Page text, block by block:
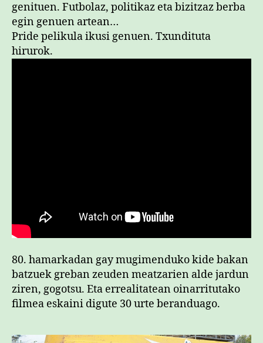
genituen. Futbolaz, politikaz eta bizitzaz berba
egin genuen artean…
Pride pelikula ikusi genuen. Txundituta
hirurok.
80. hamarkadan gay mugimenduko kide bakan
batzuek greban zeuden meatzarien alde jardun
ziren, gogotsu. Eta errealitatean oinarritutako
filmea eskaini digute 30 urte beranduago.